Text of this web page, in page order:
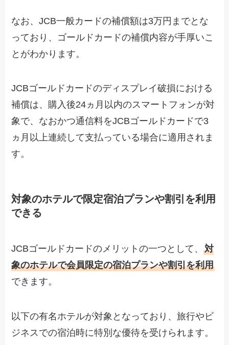
なお、JCB一般カードの補償額は3万円までとな
っており、ゴールドカードの補償内容が手厚いこ
とがわかります。
JCBゴールドカードのディスプレイ破損における
補償は、購入後24ヵ月以内のスマートフォンが対
象で、なおかつ通信料をJCBゴールドカードで3
ヵ月以上連続して支払っている場合に適用されま
す。
対象のホテルで限定宿泊プランや割引を利用
できる
JCBゴールドカードのメリットの一つとして、対
象のホテルで会員限定の宿泊プランや割引を利用
できます。
以下の有名ホテルが対象となっており、旅行やビ
ジネスでの宿泊時に特別な優待を受けられます。